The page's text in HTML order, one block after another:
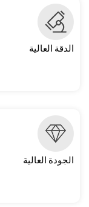
الدقة العالية
الجودة العالية